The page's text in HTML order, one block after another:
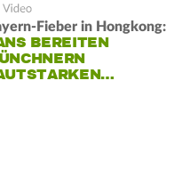
Fieber in Hongkong:
BEREITEN